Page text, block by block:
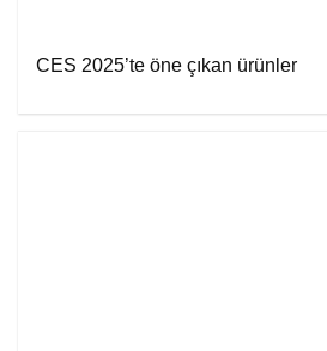
CES 2025’te öne çıkan ürünler